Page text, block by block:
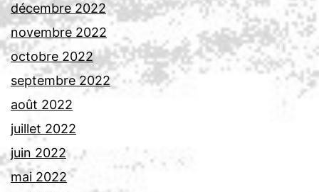
décembre 2022
novembre 2022
octobre 2022
septembre 2022
août 2022
juillet 2022
juin 2022
mai 2022